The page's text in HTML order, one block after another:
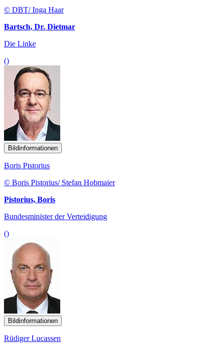
© DBT/ Inga Haar
Bartsch, Dr. Dietmar
Die Linke
()
Bildinformationen
Boris Pistorius
© Boris Pistorius/ Stefan Hobmaier
Pistorius, Boris
Bundesminister der Verteidigung
()
Bildinformationen
Rüdiger Lucassen